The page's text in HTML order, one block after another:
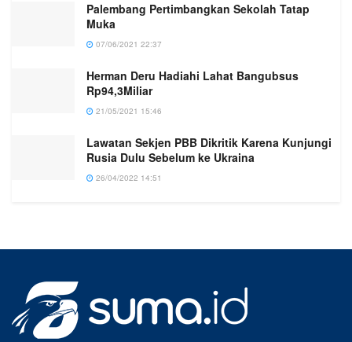
Palembang Pertimbangkan Sekolah Tatap
Muka
07/06/2021 22:37
Herman Deru Hadiahi Lahat Bangubsus
Rp94,3Miliar
21/05/2021 15:46
Lawatan Sekjen PBB Dikritik Karena Kunjungi
Rusia Dulu Sebelum ke Ukraina
26/04/2022 14:51